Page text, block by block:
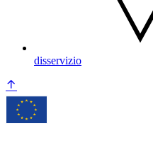
disservizio